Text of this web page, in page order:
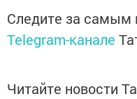
Следите за
Telegram-канале
Читайте новости